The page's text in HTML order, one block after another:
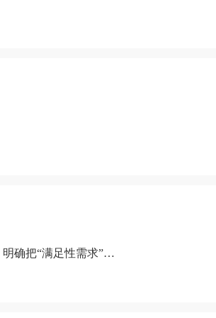
确把“满足性需求”排